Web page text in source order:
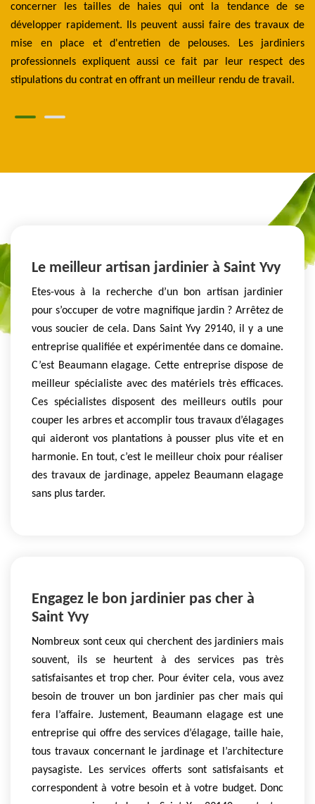
concerner les tailles de haies qui ont la tendance de se
développer rapidement. Ils peuvent aussi faire des travaux de
mise en place et d'entretien de pelouses. Les jardiniers
professionnels expliquent aussi ce fait par leur respect des
stipulations du contrat en offrant un meilleur rendu de travail.
Le meilleur artisan jardinier à Saint Yvy
Etes-vous à la recherche d’un bon artisan jardinier
pour s’occuper de votre magnifique jardin ? Arrêtez de
vous soucier de cela. Dans Saint Yvy 29140, il y a une
entreprise qualifiée et expérimentée dans ce domaine.
C’est Beaumann elagage. Cette entreprise dispose de
meilleur spécialiste avec des matériels très efficaces.
Ces spécialistes disposent des meilleurs outils pour
couper les arbres et accomplir tous travaux d’élagages
qui aideront vos plantations à pousser plus vite et en
harmonie. En tout, c’est le meilleur choix pour réaliser
des travaux de jardinage, appelez Beaumann elagage
sans plus tarder.
Engagez le bon jardinier pas cher à
Saint Yvy
Nombreux sont ceux qui cherchent des jardiniers mais
souvent, ils se heurtent à des services pas très
satisfaisantes et trop cher. Pour éviter cela, vous avez
besoin de trouver un bon jardinier pas cher mais qui
fera l’affaire. Justement, Beaumann elagage est une
entreprise qui offre des services d’élagage, taille haie,
tous travaux concernant le jardinage et l’architecture
paysagiste. Les services offerts sont satisfaisants et
correspondent à votre besoin et à votre budget. Donc